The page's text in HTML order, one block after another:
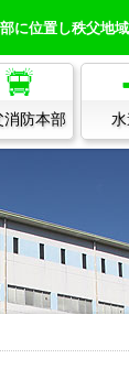
に位置し秩父地
消防本部